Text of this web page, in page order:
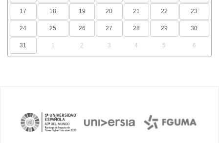
17 18 19 20 21 22 23
24 25 26 27 28 29 30
31 1 2 3 4 5 6